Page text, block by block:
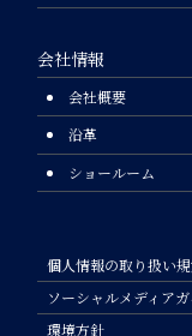
会社情報
会社概要
沿革
ショールーム
個人情報の取り扱い
ソーシャルメディア
環境方針